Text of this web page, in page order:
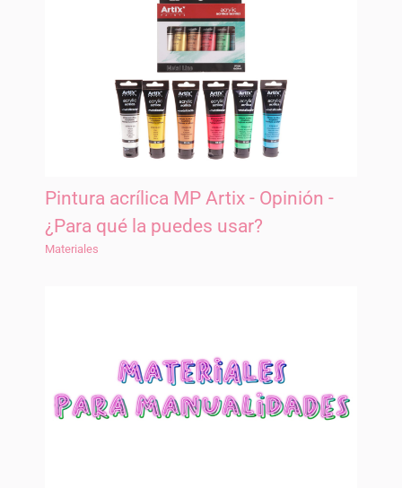
Pintura acrílica MP Artix - Opinión -
¿Para qué la puedes usar?
Materiales